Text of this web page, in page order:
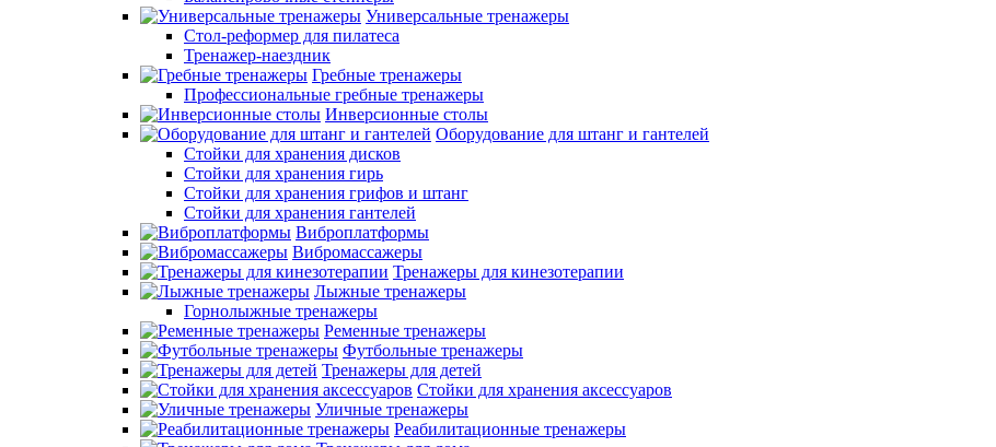
Универсальные тренажеры
Стол-реформер для пилатеса
Тренажер-наездник
Гребные тренажеры
Профессиональные гребные тренажеры
Инверсионные столы
Оборудование для штанг и гантелей
Стойки для хранения дисков
Стойки для хранения гирь
Стойки для хранения грифов и штанг
Стойки для хранения гантелей
Виброплатформы
Вибромассажеры
Тренажеры для кинезотерапии
Лыжные тренажеры
Горнолыжные тренажеры
Ременные тренажеры
Футбольные тренажеры
Тренажеры для детей
Стойки для хранения аксессуаров
Уличные тренажеры
Реабилитационные тренажеры